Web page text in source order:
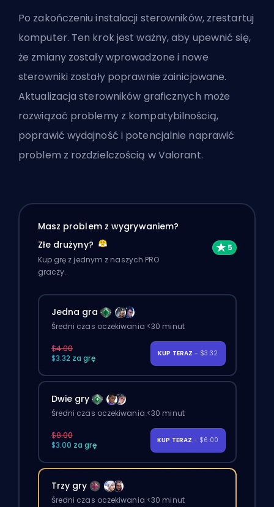
Po zakończeniu instalacji sterowników, zrestartuj
komputer. Ten krok jest ważny, aby upewnić się,
że zmiany zostały wprowadzone i nowe
sterowniki zostały poprawnie zainicjowane.
Aktualizacja sterowników graficznych może
rozwiązać problemy z kompatybilnością,
poprawić wydajność i potencjalnie naprawić
problem z rozdzielczością w Valorant.
Masz problem z wygrywaniem?
Złe drużyny?
Kup grę z jednym z naszych PRO
graczy.
Jedna gra
Średni czas oczekiwania <30 minut
$4.00
$3.32 za grę
KUP TERAZ - $3.32
Dwie gry
Średni czas oczekiwania <30 minut
$8.00
$3.00 za grę
KUP TERAZ - $6.00
Trzy gry
Średni czas oczekiwania <30 minut